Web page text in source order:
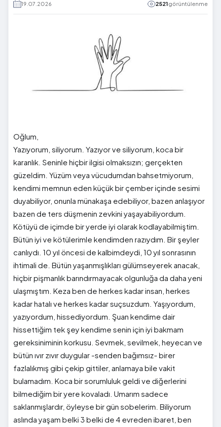
19.07.2026 2521görüntülenme
Oğlum,
Yazıyorum, siliyorum. Yazıyor ve siliyorum, koca bir
karanlık. Seninle hiçbir ilgisi olmaksızın; gerçekten
güzeldim. Yüzüm veya vücudumdan bahsetmiyorum,
kendimi memnun eden küçük bir çember içinde sesimi
duyabiliyor, onunla münakaşa edebiliyor, bazen anlaşıyor
bazen de ters düşmenin zevkini yaşayabiliyordum.
Kötüyü de içimde bir yerde iyi olarak kodlayabilmiştim.
Bütün iyi ve kötülerimle kendimden razıydım. Bir şeyler
canlıydı. 10 yıl öncesi de kalbimdeydi, 10 yıl sonrasının
ihtimali de. Bütün yaşanmışlıkları gülümseyerek anacak,
hiçbir pişmanlık barındırmayacak olgunluğa da daha yeni
ulaşmıştım. Keza ben de herkes kadar insan, herkes
kadar hatalı ve herkes kadar suçsuzdum. Yaşıyordum,
yazıyordum, hissediyordum. Şuan kendime dair
hissettiğim tek şey kendime senin için iyi bakmam
gereksiniminin korkusu. Sevmek, sevilmek, heyecan ve
bütün ıvır zıvır duygular -senden bağımsız- birer
fazlalıkmış gibi çekip gittiler, anlamaya bile vakit
bulamadım. Koca bir sorumluluk geldi ve diğerlerini
bilmediğim bir yere kovaladı. Umarım sadece
saklanmışlardır, öyleyse bir gün sobelerim. Biliyorum
aslında yaşam belki 3 belki de 4 evreden ibaret, ben